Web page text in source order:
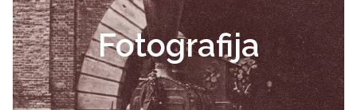
Fotografija